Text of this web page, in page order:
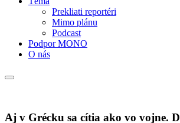
Prekliati reportéri
Mimo plánu
Podcast
Podpor MONO
O nás
Aj v Grécku sa cítia ako vo vojne.